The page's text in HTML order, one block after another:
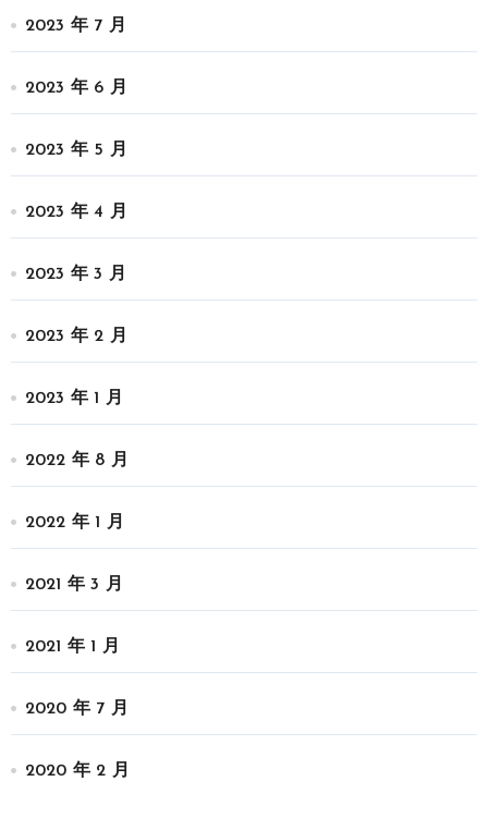
2023 年 7 月
2023 年 6 月
2023 年 5 月
2023 年 4 月
2023 年 3 月
2023 年 2 月
2023 年 1 月
2022 年 8 月
2022 年 1 月
2021 年 3 月
2021 年 1 月
2020 年 7 月
2020 年 2 月